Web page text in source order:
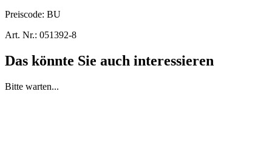
Preiscode: BU
Art. Nr.: 051392-8
Das könnte Sie auch interessieren
Bitte warten...